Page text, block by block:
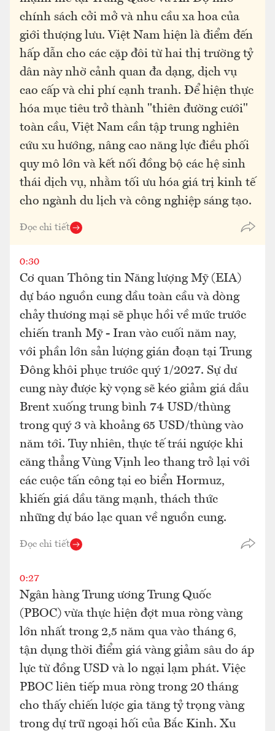
chính sách cởi mở và nhu cầu xa hoa của
giới thượng lưu. Việt Nam hiện là điểm đến
hấp dẫn cho các cặp đôi từ hai thị trường tỷ
dân này nhờ cảnh quan đa dạng, dịch vụ
cao cấp và chi phí cạnh tranh. Để hiện thực
hóa mục tiêu trở thành "thiên đường cưới"
toàn cầu, Việt Nam cần tập trung nghiên
cứu xu hướng, nâng cao năng lực điều phối
quy mô lớn và kết nối đồng bộ các hệ sinh
thái dịch vụ, nhằm tối ưu hóa giá trị kinh tế
cho ngành du lịch và công nghiệp sáng tạo.
Đọc chi tiết
0:30
Cơ quan Thông tin Năng lượng Mỹ (EIA)
dự báo nguồn cung dầu toàn cầu và dòng
chảy thương mại sẽ phục hồi về mức trước
chiến tranh Mỹ - Iran vào cuối năm nay,
với phần lớn sản lượng gián đoạn tại Trung
Đông khôi phục trước quý 1/2027. Sự dư
cung này được kỳ vọng sẽ kéo giảm giá dầu
Brent xuống trung bình 74 USD/thùng
trong quý 3 và khoảng 65 USD/thùng vào
năm tới. Tuy nhiên, thực tế trái ngược khi
căng thẳng Vùng Vịnh leo thang trở lại với
các cuộc tấn công tại eo biển Hormuz,
khiến giá dầu tăng mạnh, thách thức
những dự báo lạc quan về nguồn cung.
Đọc chi tiết
0:27
Ngân hàng Trung ương Trung Quốc
(PBOC) vừa thực hiện đợt mua ròng vàng
lớn nhất trong 2,5 năm qua vào tháng 6,
tận dụng thời điểm giá vàng giảm sâu do áp
lực từ đồng USD và lo ngại lạm phát. Việc
PBOC liên tiếp mua ròng trong 20 tháng
cho thấy chiến lược gia tăng tỷ trọng vàng
trong dự trữ ngoại hối của Bắc Kinh. Xu